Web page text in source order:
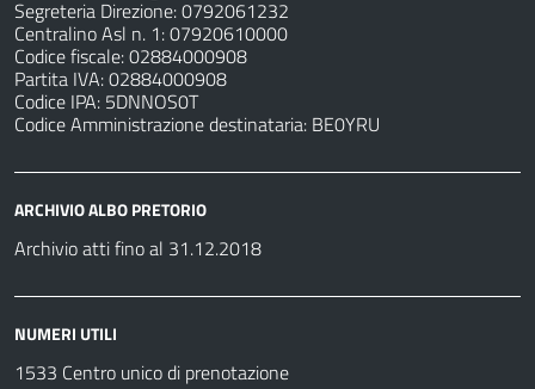
Segreteria Direzione: 0792061232
Centralino Asl n. 1: 07920610000
Codice fiscale: 02884000908
Partita IVA: 02884000908
Codice IPA: 5DNNOS0T
Codice Amministrazione destinataria: BE0YRU
ARCHIVIO ALBO PRETORIO
Archivio atti fino al 31.12.2018
NUMERI UTILI
1533 Centro unico di prenotazione